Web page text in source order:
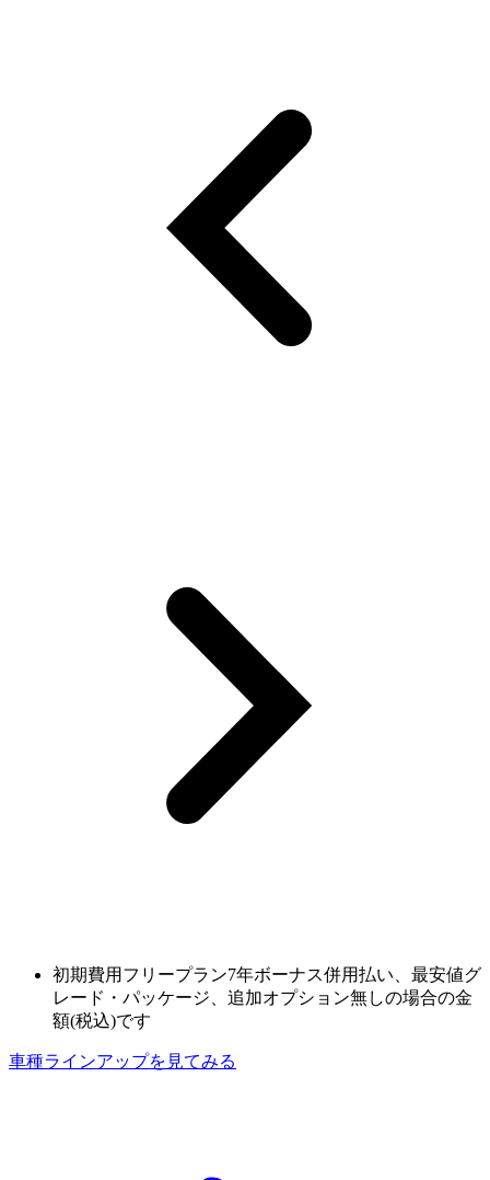
初期費用フリープラン7年ボーナス併用払い、最安値グ
レード・パッケージ、追加オプション無しの場合の金
額(税込)です
車種ラインアップを見てみる